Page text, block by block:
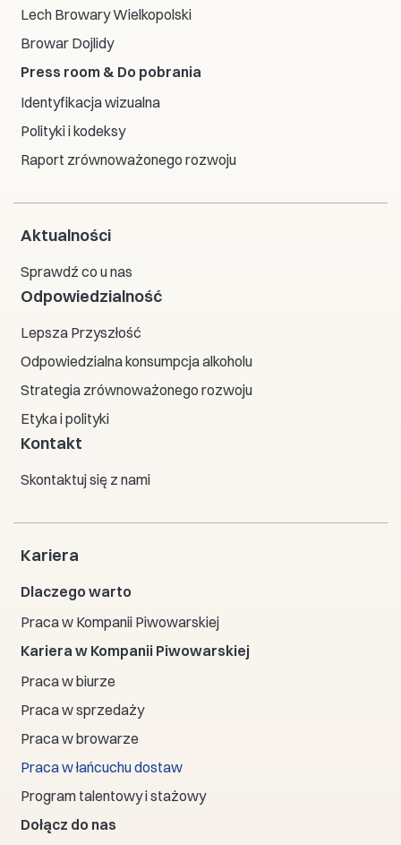
Lech Browary Wielkopolski
Browar Dojlidy
Press room & Do pobrania
Identyfikacja wizualna
Polityki i kodeksy
Raport zrównoważonego rozwoju
Aktualności
Sprawdź co u nas
Odpowiedzialność
Lepsza Przyszłość
Odpowiedzialna konsumpcja alkoholu
Strategia zrównoważonego rozwoju
Etyka i polityki
Kontakt
Skontaktuj się z nami
Kariera
Dlaczego warto
Praca w Kompanii Piwowarskiej
Kariera w Kompanii Piwowarskiej
Praca w biurze
Praca w sprzedaży
Praca w browarze
Praca w łańcuchu dostaw
Program talentowy i stażowy
Dołącz do nas